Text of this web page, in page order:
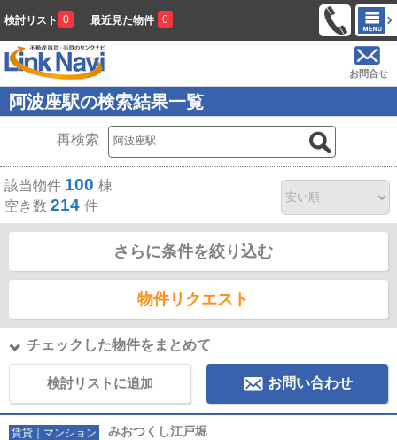
検討リスト 0 最近見た物件 0
お問合せ
阿波座駅の検索結果一覧
再検索
該当物件 100 棟
空き数 214 件
さらに条件を絞り込む
物件リクエスト
チェックした物件をまとめて
検討リストに追加 お問い合わせ
賃貸｜マンション みおつくし江戸堀